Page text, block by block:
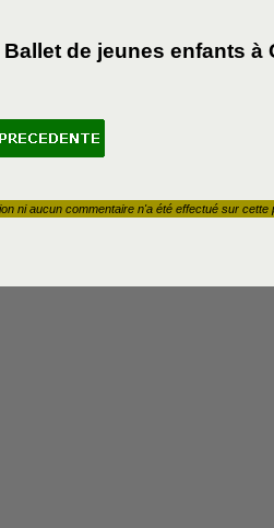
Ballet de jeunes enfants à
ni aucun commentaire n'a été effectué sur cette